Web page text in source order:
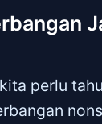
perlu